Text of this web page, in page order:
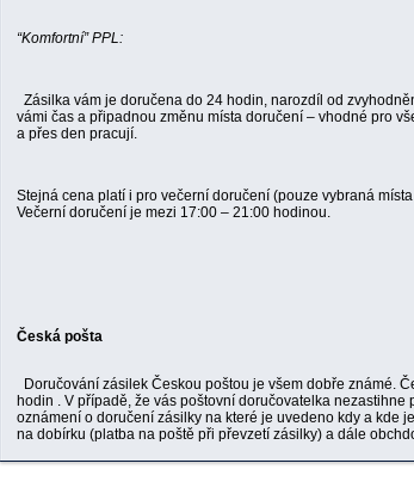
“Komfortní” PPL:
Zásilka vám je doručena do 24 hodin, narozdíl od
vámi čas a připadnou změnu místa doručení – vhodné pro
a přes den pracují.
Stejná cena platí i pro večerní doručení (pouze vybraná
Večerní doručení je mezi 17:00 – 21:00 hodinou.
Česká pošta
Doručování zásilek Českou poštou je všem dobře známé.
hodin . V případě, že vás poštovní doručovatelka
oznámení o doručení zásilky na které je uvedeno kdy a kde
na dobírku (platba na poště při převzetí zásilky) a dále